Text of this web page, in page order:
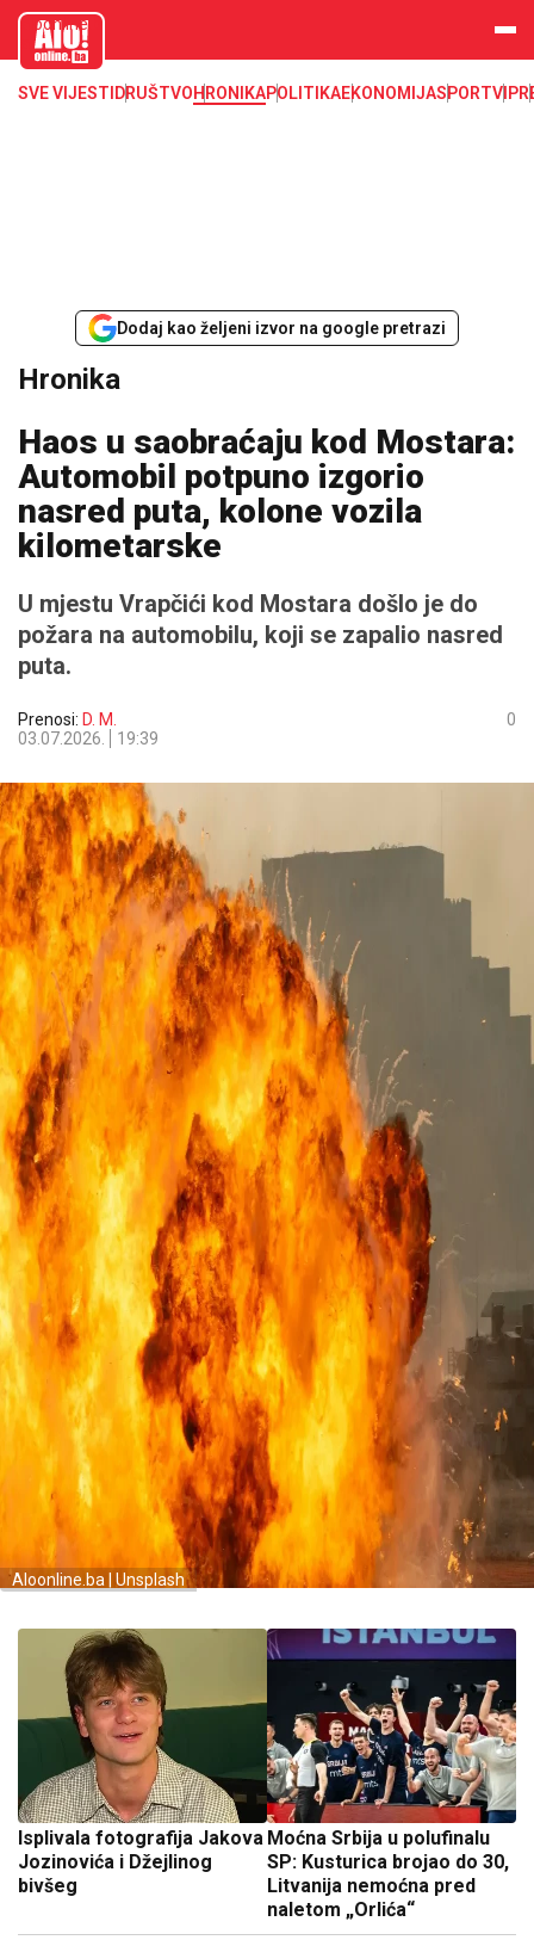
aloonline.b
SVE VIJESTI DRUŠTVOHRONIKAPOLITIKAEKONOMIJASPORTVIP
Dodaj kao željeni izvor na google pretrazi
Hronika
Haos u saobraćaju kod Mostara:
Automobil potpuno izgorio
nasred puta, kolone vozila
kilometarske
U mjestu Vrapčići kod Mostara došlo je do
požara na automobilu, koji se zapalio nasred
puta.
Prenosi: D. M.
03.07.2026.
19:39
0
Aloonline.ba | Unsplash
Isplivala fotografija Jakova
Jozinovića i Džejlinog
bivšeg
Moćna Srbija u polufinalu
SP: Kusturica brojao do 30,
Litvanija nemoćna pred
naletom „Orlića“